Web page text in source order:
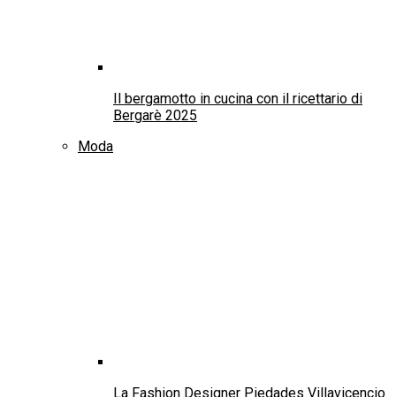
Il bergamotto in cucina con il ricettario di
Bergarè 2025
Moda
La Fashion Designer Piedades Villavicencio